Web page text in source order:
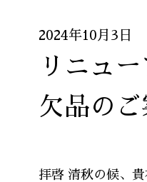
2024年10月3日
リニュ
欠品のご
拝啓 清秋の候、